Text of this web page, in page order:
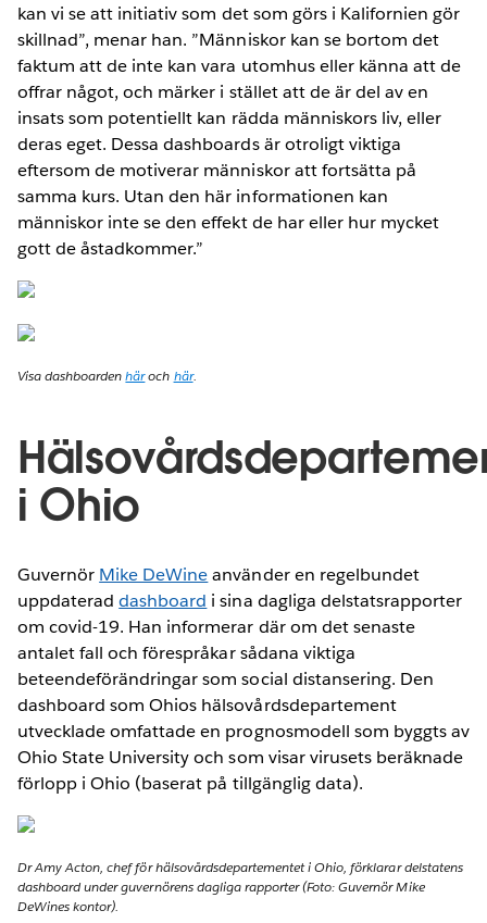
kan vi se att initiativ som det som görs i Kalifornien gör
skillnad”, menar han. ”Människor kan se bortom det
faktum att de inte kan vara utomhus eller känna att de
offrar något, och märker i stället att de är del av en
insats som potentiellt kan rädda människors liv, eller
deras eget. Dessa dashboards är otroligt viktiga
eftersom de motiverar människor att fortsätta på
samma kurs. Utan den här informationen kan
människor inte se den effekt de har eller hur mycket
gott de åstadkommer.”
Visa dashboardenhäroch här.
i Ohio
Guvernör Mike DeWineanvänder en regelbundet
uppdateraddashboard i sina dagliga delstatsrapporter
om covid-19. Han informerar där om det senaste
antalet fall och förespråkar sådana viktiga
beteendeförändringar som social distansering. Den
dashboard som Ohios hälsovårdsdepartement
utvecklade omfattade en prognosmodell som byggts av
Ohio State University och som visar virusets beräknade
förlopp i Ohio (baserat på tillgänglig data).
Dr Amy Acton, chef för hälsovårdsdepartementet i Ohio, förklarar delstatens
dashboard under guvernörens dagliga rapporter (Foto: Guvernör Mike
DeWines kontor).